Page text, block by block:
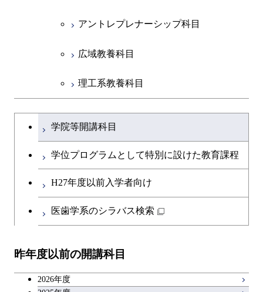
アントレプレナーシップ科目
広域教養科目
理工系教養科目
学士課程を切り替える
学院等開講科目
学位プログラムとして特別に設けた教育課程
H27年度以前入学者向け
医歯学系のシラバス検索
昨年度以前の開講科目
2026年度